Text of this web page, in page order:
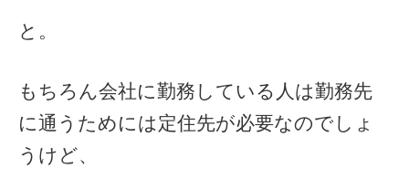
と。
もちろん会社に勤務している人は勤務先
に通うためには定住先が必要なのでしょ
うけど、